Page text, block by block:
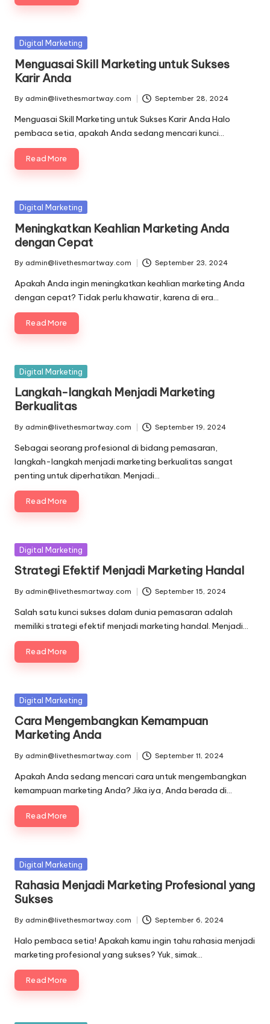
Posted
Digital Marketing
Menguasai Skill Marketing untuk Sukses
Karir Anda
Posted
by
By admin@livethesmartway.com September 28, 2024
Menguasai Skill Marketing untuk Sukses Karir Anda Halo
pembaca setia, apakah Anda sedang mencari kunci…
Read More
Posted
Digital Marketing
Meningkatkan Keahlian Marketing Anda
dengan Cepat
Posted
by
By admin@livethesmartway.com September 23, 2024
Apakah Anda ingin meningkatkan keahlian marketing Anda
dengan cepat? Tidak perlu khawatir, karena di era…
Read More
Posted
Digital Marketing
Langkah-langkah Menjadi Marketing
Berkualitas
Posted
by
By admin@livethesmartway.com September 19, 2024
Sebagai seorang profesional di bidang pemasaran,
langkah-langkah menjadi marketing berkualitas sangat
penting untuk diperhatikan. Menjadi…
Read More
Posted
Digital Marketing
Strategi Efektif Menjadi Marketing Handal
Posted
by
By admin@livethesmartway.com September 15, 2024
Salah satu kunci sukses dalam dunia pemasaran adalah
memiliki strategi efektif menjadi marketing handal. Menjadi…
Read More
Posted
Digital Marketing
Cara Mengembangkan Kemampuan
Marketing Anda
Posted
by
By admin@livethesmartway.com September 11, 2024
Apakah Anda sedang mencari cara untuk mengembangkan
kemampuan marketing Anda? Jika iya, Anda berada di…
Read More
Posted
Digital Marketing
Rahasia Menjadi Marketing Profesional yang
Sukses
Posted
by
By admin@livethesmartway.com September 6, 2024
Halo pembaca setia! Apakah kamu ingin tahu rahasia menjadi
marketing profesional yang sukses? Yuk, simak…
Read More